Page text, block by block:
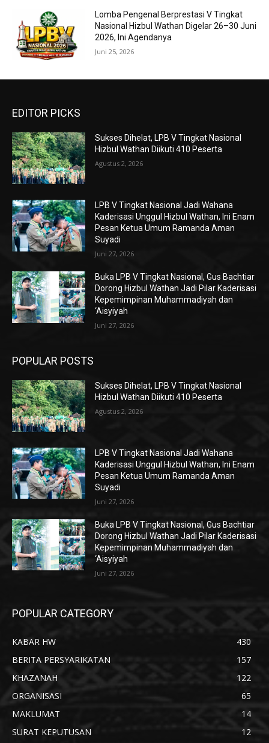
Lomba Pengenal Berprestasi V Tingkat
Nasional Hizbul Wathan Digelar 26–30 Juni
2026, Ini Agendanya
Juni 25, 2026
EDITOR PICKS
Sukses Dihelat, LPB V Tingkat Nasional
Hizbul Wathan Diikuti 410 Peserta
Agustus 2, 2026
LPB V Tingkat Nasional Jadi Wahana
Kaderisasi Unggul Hizbul Wathan, Ini Enam
Pesan Ketua Umum Ramanda Aman
Suyadi
Juni 27, 2026
Buka LPB V Tingkat Nasional, Gus Bachtiar
Dorong Hizbul Wathan Jadi Pilar Kaderisasi
Kepemimpinan Muhammadiyah dan
‘Aisyiyah
Juni 27, 2026
POPULAR POSTS
Sukses Dihelat, LPB V Tingkat Nasional
Hizbul Wathan Diikuti 410 Peserta
Agustus 2, 2026
LPB V Tingkat Nasional Jadi Wahana
Kaderisasi Unggul Hizbul Wathan, Ini Enam
Pesan Ketua Umum Ramanda Aman
Suyadi
Juni 27, 2026
Buka LPB V Tingkat Nasional, Gus Bachtiar
Dorong Hizbul Wathan Jadi Pilar Kaderisasi
Kepemimpinan Muhammadiyah dan
‘Aisyiyah
Juni 27, 2026
POPULAR CATEGORY
KABAR HW
430
BERITA PERSYARIKATAN
157
KHAZANAH
122
ORGANISASI
65
MAKLUMAT
14
SURAT KEPUTUSAN
12